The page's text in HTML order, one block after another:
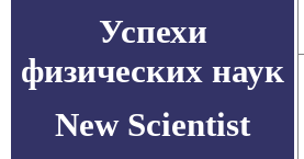
Успехи
физических наук
New Scientist